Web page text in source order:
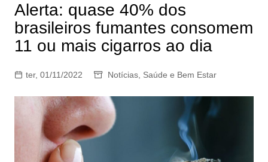
Alerta: quase 40% dos
brasileiros fumantes consomem
11 ou mais cigarros ao dia
ter, 01/11/2022 Notícias, Saúde e Bem Estar